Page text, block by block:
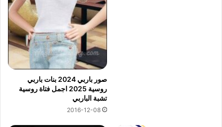
صور باربي 2024 بنات باربي
روسية 2025 اجمل فتاة روسية
تشبة الباربي
2016-12-08